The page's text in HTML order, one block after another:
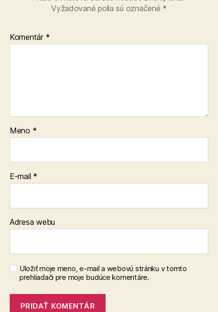
Vyžadované polia sú označené *
Komentár *
Meno *
E-mail *
Adresa webu
Uložiť moje meno, e-mail a webovú stránku v tomto
prehliadači pre moje budúce komentáre.